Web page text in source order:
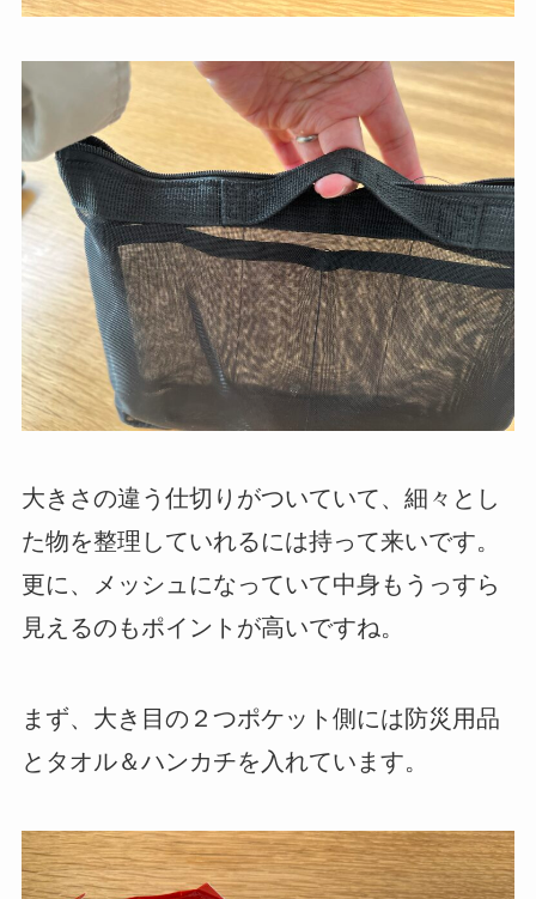
大きさの違う仕切りがついていて、細々とし
た物を整理していれるには持って来いです。
更に、メッシュになっていて中身もうっすら
見えるのもポイントが高いですね。
まず、大き目の２つポケット側には防災用品
とタオル＆ハンカチを入れています。